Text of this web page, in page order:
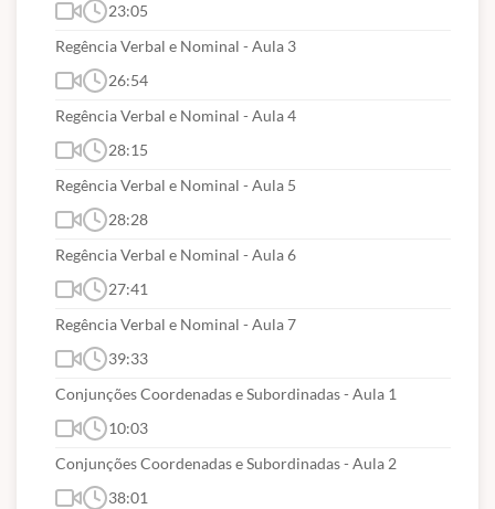
Organizacionais; 14.3. Análise Administrativa; 14.4.
Processos Empresariais; 14.5. Ferramentas de
Análise Organizacional; 14.6. Layout; 14.7. QDT.
23:05
Regência Verbal e Nominal - Aula 3
26:54
Regência Verbal e Nominal - Aula 4
28:15
Regência Verbal e Nominal - Aula 5
28:28
Regência Verbal e Nominal - Aula 6
27:41
Regência Verbal e Nominal - Aula 7
39:33
Conjunções Coordenadas e Subordinadas - Aula 1
10:03
Conjunções Coordenadas e Subordinadas - Aula 2
38:01